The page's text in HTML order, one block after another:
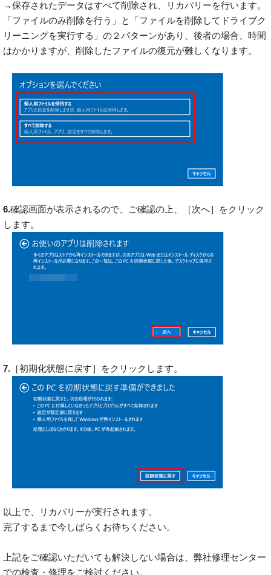
→保存されたデータはすべて削除され、リカバリーを行います。
「ファイルのみ削除を行う」と「ファイルを削除してドライブク
リーニングを実行する」の２パターンがあり、後者の場合、時間
はかかりますが、削除したファイルの復元が難しくなります。
6.確認画面が表示されるので、ご確認の上、［次へ］をクリック
します。
7. ［初期化状態に戻す］をクリックします。
以上で、リカバリーが実行されます。
完了するまで今しばらくお待ちください。
上記をご確認いただいても解決しない場合は、弊社修理センター
での検査・修理をご検討ください。